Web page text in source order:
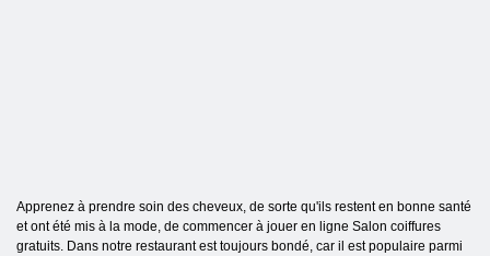
Apprenez à prendre soin des cheveux, de sorte qu'ils restent en bonne santé
et ont été mis à la mode, de commencer à jouer en ligne Salon coiffures
gratuits. Dans notre restaurant est toujours bondé, car il est populaire parmi